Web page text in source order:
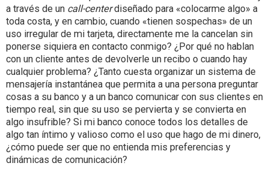
a través de un call-centerdiseñado para «colocarme algo» a
toda costa, y en cambio, cuando «tienen sospechas» de un
uso irregular de mi tarjeta, directamente me la cancelan sin
ponerse siquiera en contacto conmigo? ¿Por qué no hablan
con un cliente antes de devolverle un recibo o cuando hay
cualquier problema? ¿Tanto cuesta organizar un sistema de
mensajería instantánea que permita a una persona preguntar
cosas a su banco y a un banco comunicar con sus clientes en
tiempo real, sin que su uso se pervierta y se convierta en
algo insufrible? Si mi banco conoce todos los detalles de
algo tan íntimo y valioso como el uso que hago de mi dinero,
¿cómo puede ser que no entienda mis preferencias y
dinámicas de comunicación?